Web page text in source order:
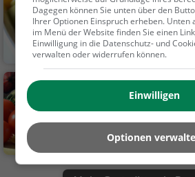
Eisdiele in Basel
Basel, Schweiz
Italienisches
Basel, Schweiz
Dagegen können Sie unten über den
Ihrer Optionen Einspruch erheben. Unten
im Menü der Website finden Sie einen
Einwilligung in die Datenschutz- und
verwalten oder widerrufen können.
Einwilligen
Optionen